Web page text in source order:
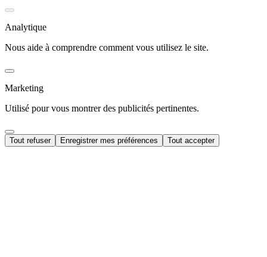
Analytique
Nous aide à comprendre comment vous utilisez le site.
Marketing
Utilisé pour vous montrer des publicités pertinentes.
Tout refuser Enregistrer mes préférences Tout accepter